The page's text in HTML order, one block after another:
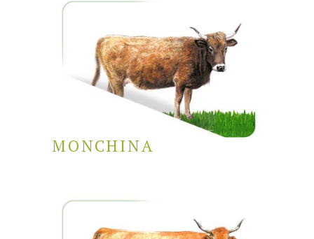
MONCHINA